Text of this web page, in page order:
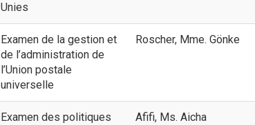
Unies
Examen de la gestion et
de l’administration de
l’Union postale
universelle
Roscher, Mme. Gönke
Examen des politiques
Afifi, Ms. Aicha